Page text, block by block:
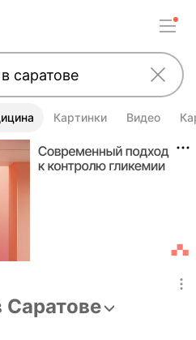
Картинки Видео
Саратове